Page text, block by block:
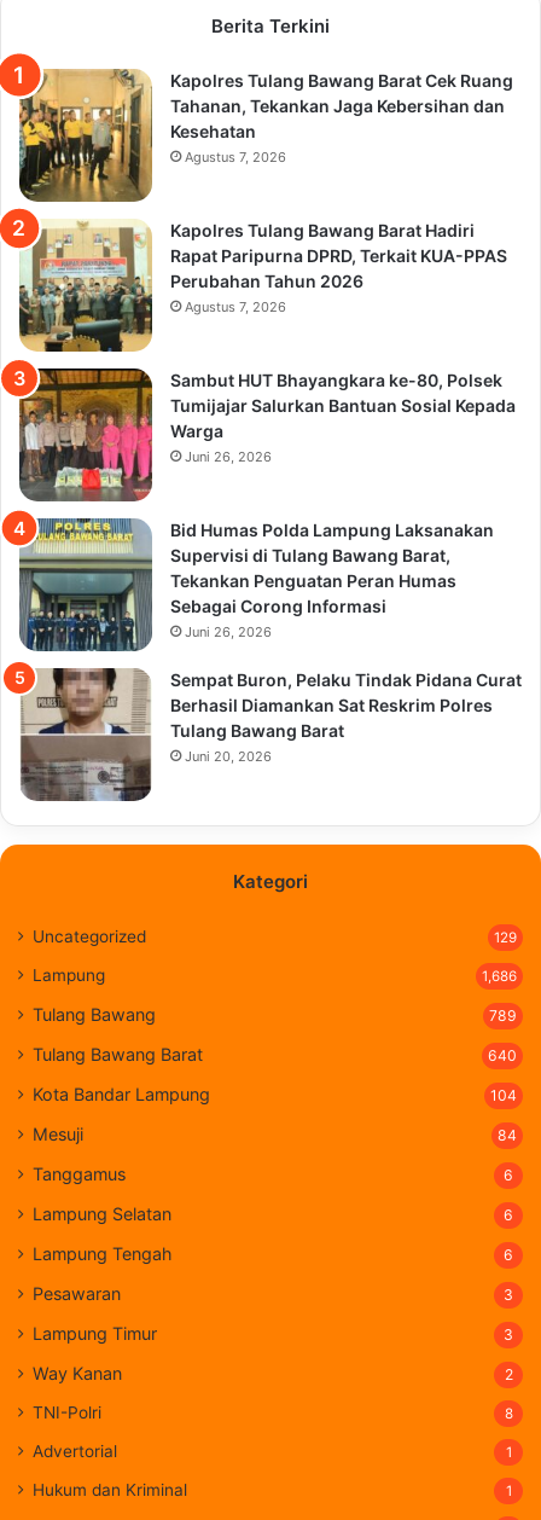
Berita Terkini
Kapolres Tulang Bawang Barat Cek Ruang
Tahanan, Tekankan Jaga Kebersihan dan
Kesehatan
Agustus 7, 2026
Kapolres Tulang Bawang Barat Hadiri
Rapat Paripurna DPRD, Terkait KUA-PPAS
Perubahan Tahun 2026
Agustus 7, 2026
Sambut HUT Bhayangkara ke-80, Polsek
Tumijajar Salurkan Bantuan Sosial Kepada
Warga
Juni 26, 2026
Bid Humas Polda Lampung Laksanakan
Supervisi di Tulang Bawang Barat,
Tekankan Penguatan Peran Humas
Sebagai Corong Informasi
Juni 26, 2026
Sempat Buron, Pelaku Tindak Pidana Curat
Berhasil Diamankan Sat Reskrim Polres
Tulang Bawang Barat
Juni 20, 2026
Kategori
Uncategorized 129
Lampung 1,686
Tulang Bawang 789
Tulang Bawang Barat 640
Kota Bandar Lampung 104
Mesuji 84
Tanggamus 6
Lampung Selatan 6
Lampung Tengah 6
Pesawaran 3
Lampung Timur 3
Way Kanan 2
TNI-Polri 8
Advertorial 1
Hukum dan Kriminal 1